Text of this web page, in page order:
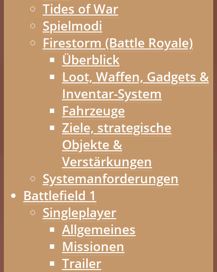
Tides of War
Spielmodi
Firestorm (Battle Royale)
Überblick
Loot, Waffen, Gadgets &
Inventar-System
Fahrzeuge
Ziele, strategische
Objekte &
Verstärkungen
Systemanforderungen
Battlefield 1
Singleplayer
Allgemeines
Missionen
Trailer